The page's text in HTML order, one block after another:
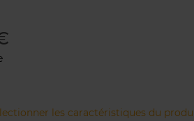
les caractéristiques du